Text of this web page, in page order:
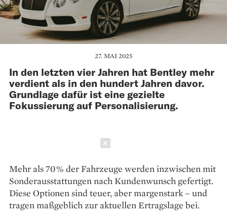
27. MAI 2025
In den letzten vier Jahren hat Bentley mehr
verdient als in den hundert Jahren davor.
Grundlage dafür ist eine gezielte
Fokussierung auf Personalisierung.
Mehr als 70 % der Fahrzeuge werden inzwischen mit
Sonderausstattungen nach Kundenwunsch gefertigt.
Diese Optionen sind teuer, aber margenstark – und
tragen maßgeblich zur aktuellen Ertragslage bei.